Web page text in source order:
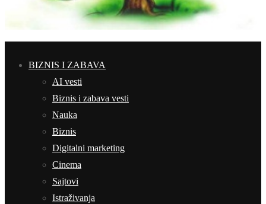
BIZNIS I ZABAVA
AI vesti
Biznis i zabava vesti
Nauka
Biznis
Digitalni marketing
Cinema
Sajtovi
Istraživanja